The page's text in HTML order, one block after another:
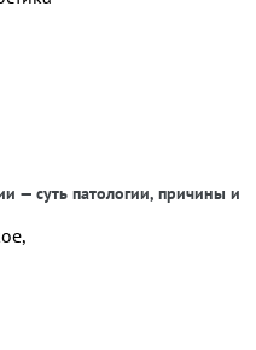
— суть патологии, причины и